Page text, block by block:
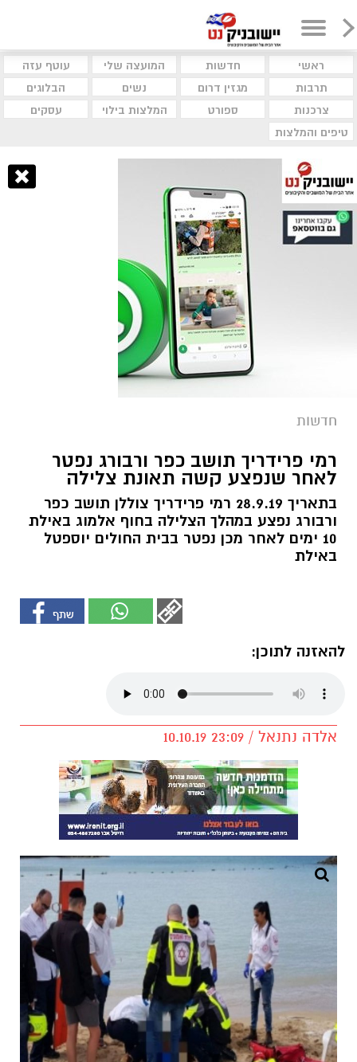
ראשי חדשות המועצה שלי
עוטף עזה
תרבות
מגזין דרום נשים
הבלוגים
צרכנות
ספורט המלצות בילוי
עסקים
טיפים והמלצות
חדשות
רמי פרידריך תושב כפר ורבורג נפטר
לאחר שנפצע קשה תאונת צלילה
בתאריך 28.9.19 רמי פרידריך צוללן תושב כפר
ורבורג נפצע במהלך הצלילה בחוף אלמוג באילת
10 ימים לאחר מכן נפטר בבית החולים יוספטל
באילת
להאזנה לתוכן:
אלדה נתנאל / 23:09 10.10.19